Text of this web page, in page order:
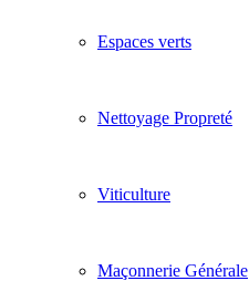
Espaces verts
Nettoyage Propreté
Viticulture
Maçonnerie Générale